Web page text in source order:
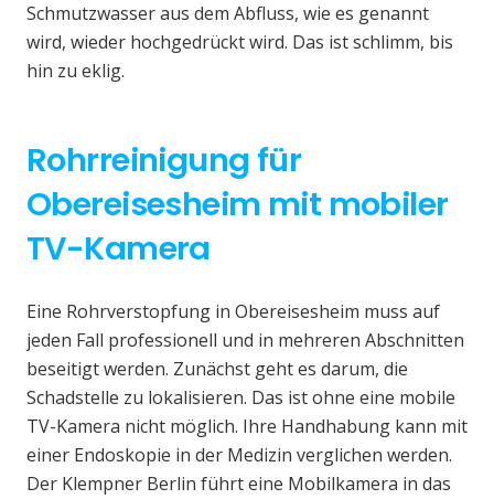
Schmutzwasser aus dem Abfluss, wie es genannt
wird, wieder hochgedrückt wird. Das ist schlimm, bis
hin zu eklig.
Rohrreinigung für
Obereisesheim mit mobiler
TV-Kamera
Eine Rohrverstopfung in Obereisesheim muss auf
jeden Fall professionell und in mehreren Abschnitten
beseitigt werden. Zunächst geht es darum, die
Schadstelle zu lokalisieren. Das ist ohne eine mobile
TV-Kamera nicht möglich. Ihre Handhabung kann mit
einer Endoskopie in der Medizin verglichen werden.
Der Klempner Berlin führt eine Mobilkamera in das